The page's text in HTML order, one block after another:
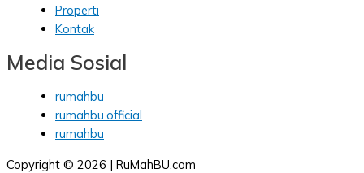
Properti
Kontak
Media Sosial
rumahbu
rumahbu.official
rumahbu
Copyright © 2026 | RuMahBU.com